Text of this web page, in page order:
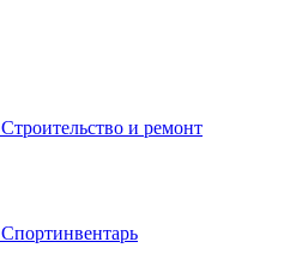
Строительство и ремонт
Спортинвентарь